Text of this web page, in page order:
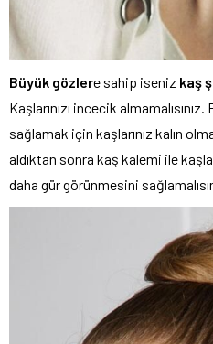
Büyük gözlere sahip iseniz kaş
Kaşlarınızı incecik
sağlamak için kaşlarınız kalın
aldıktan sonra kaş kalemi ile
daha gür görünmesini